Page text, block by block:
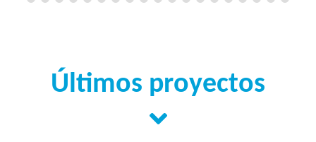
Últimos proyectos